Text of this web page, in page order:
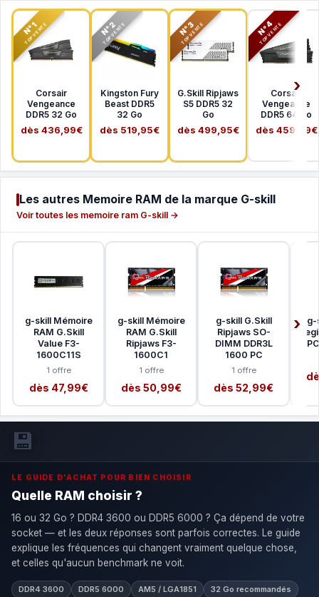
N°1
TOP VENTE
Corsair
Vengeance
DDR5 32 Go
dès 436,99€
N°2
TOP VENTE
Kingston Fury
Beast DDR5
32 Go
dès 519,95€
N°3
TOP VENTE
G.Skill Ripjaws
S5 DDR5 32
Go
dès 499,95€
N°4
TOP VENTE
Corsair
Vengeance
DDR5 64 Go
dès 459,99€
Les autres Memoire RAM de la marque G-skill
Voir toutes les memoire ram G-skill →
g-skill Mémoire
RAM G.Skill
Value F3-
1600C11S
1 offre
dès 47,99€
g-skill Mémoire
RAM G.Skill
Ripjaws F3-
1600C1
1 offre
dès 50,99€
g-skill G.Skill
Ripjaws SO-
DIMM DDR3L
1600 PC
1 offre
dès 52,99€
g-
💾
LE GUIDE D'ACHAT POUR BIEN CHOISIR
Quelle RAM choisir ?
16 ou 32 Go ? DDR4 3600 ou DDR5 6000 ? Ça dépend de votre
socket — et les deux réponses sont parfois correctes. Le guide
explique les fréquences qui changent vraiment quelque chose,
et celles qu'aucun benchmark ne voit.
DDR4 3600 DDR5 6000 AM5 / LGA1851 32 Go recommandés